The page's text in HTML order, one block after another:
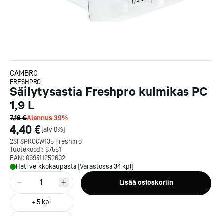
CAMBRO
FRESHPRO
Säilytysastia Freshpro kulmikas PC
1,9 L
7,16 €Alennus39%
4,40 €[alv 0%]
2SFSPROCW135 Freshpro
Tuotekoodi: 67551
EAN: 099511252602
Heti verkkokaupasta [Varastossa 34 kpl]
1
+ 5 kpl
Lisää ostoskoriin